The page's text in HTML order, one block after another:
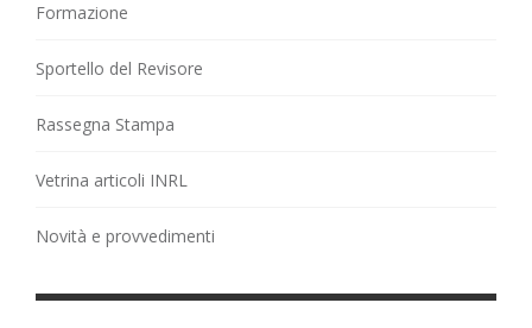
Formazione
Sportello del Revisore
Rassegna Stampa
Vetrina articoli INRL
Novità e provvedimenti